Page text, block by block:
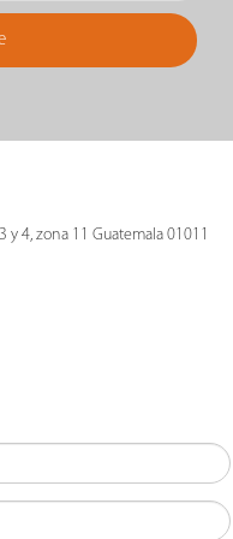
y 4, zona 11 Guatemala 01011